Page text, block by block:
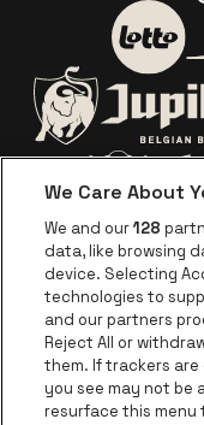
Visitez le
We Care About
We and our128
data, like browsing
device. Selecting
technologies to
and our partners
Reject All or
them. If trackers
you see may not be
resurface this menu